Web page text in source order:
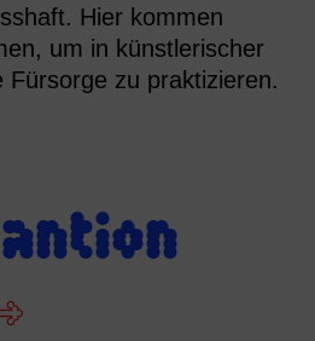
Hier kommen
um in künstlerischer
Fürsorge zu praktizieren.